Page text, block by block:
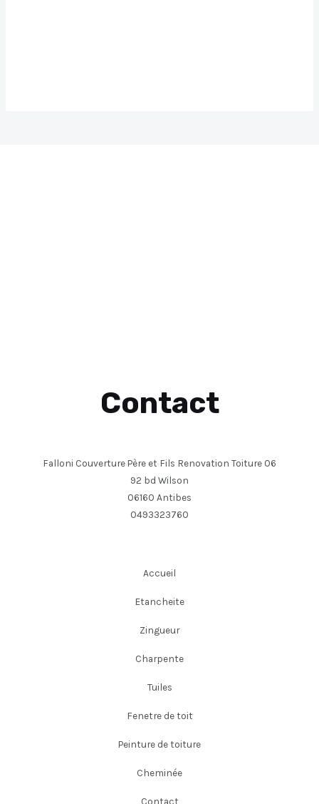
Contact
Falloni Couverture Père et Fils Renovation Toiture 06
92 bd Wilson
06160 Antibes
0493323760
Accueil
Etancheite
Zingueur
Charpente
Tuiles
Fenetre de toit
Peinture de toiture
Cheminée
Contact